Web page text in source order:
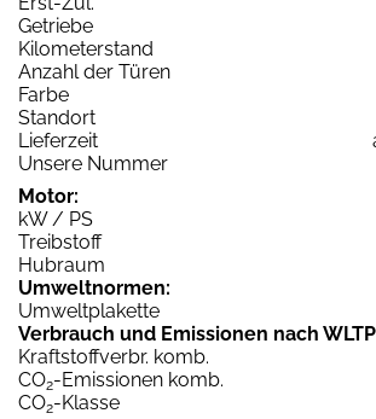
Getriebe
Kilometerstand
Anzahl der Türen
Farbe
Standort
Lieferzeit
Unsere Nummer
Motor:
kW / PS
Treibstoff
Hubraum
Umweltnormen:
Umweltplakette
Verbrauch und Emissionen nach
Kraftstoffverbr. komb.
CO2-Emissionen komb.
CO2-Klasse